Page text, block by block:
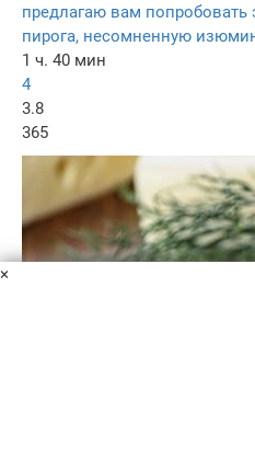
предлагаю вам попробовать
пирога, несомненную
1 ч. 40 мин
4
3.8
365
×